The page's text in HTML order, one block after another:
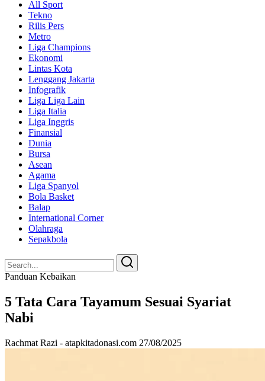
All Sport
Tekno
Rilis Pers
Metro
Liga Champions
Ekonomi
Lintas Kota
Lenggang Jakarta
Infografik
Liga Liga Lain
Liga Italia
Liga Inggris
Finansial
Dunia
Bursa
Asean
Agama
Liga Spanyol
Bola Basket
Balap
International Corner
Olahraga
Sepakbola
Search
for:
Search
Panduan Kebaikan
5 Tata Cara Tayamum Sesuai Syariat
Nabi
Rachmat Razi - atapkitadonasi.com 27/08/2025